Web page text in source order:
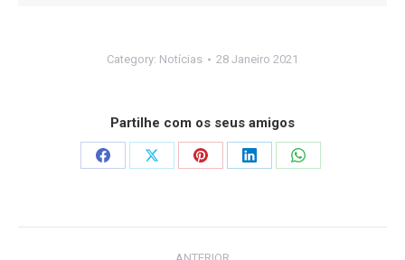
Category: Notícias 28 Janeiro 2021
Partilhe com os seus amigos
Share
Share
Share
Share
Share